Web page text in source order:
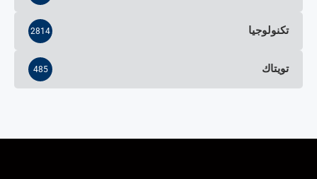
تكنولوجيا 2814
تويتاك 485